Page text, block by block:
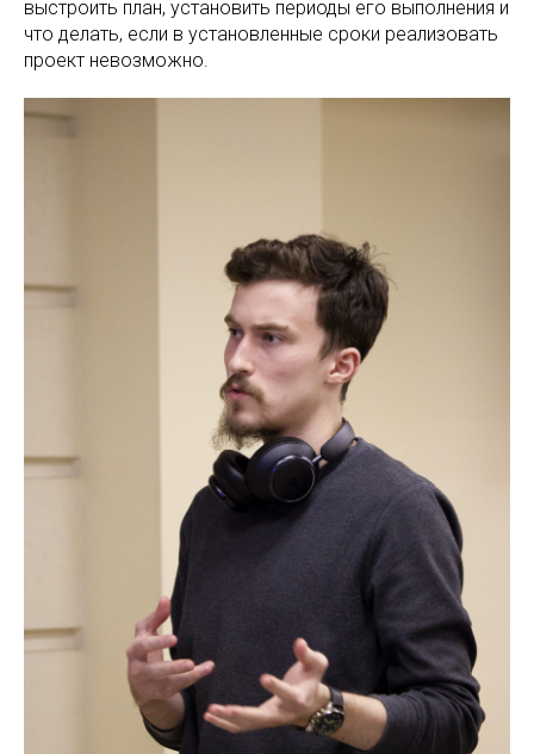
выстроить план, установить периоды его выполнения и
что делать, если в установленные сроки реализовать
проект невозможно.